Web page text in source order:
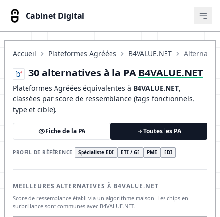
Cabinet Digital
Accueil Plateformes Agréées B4VALUE.NET
30 alternatives à la PA B4VALUE.NET
Plateformes Agréées équivalentes à B4VALUE.NET,
classées par score de ressemblance (tags fonctionnels,
type et cible).
Fiche de la PA Toutes les PA
PROFIL DE RÉFÉRENCE Spécialiste EDI ETI / GE PME EDI
MEILLEURES ALTERNATIVES À B4VALUE.NET
Score de ressemblance établi via un algorithme maison. Les chips en
surbrillance sont communes avec B4VALUE.NET.